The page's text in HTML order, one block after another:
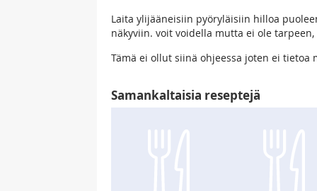
Laita ylijääneisiin pyöryläisiin hilloa
näkyviin. voit voidella mutta ei ole
Tämä ei ollut siinä ohjeessa joten ei tietoa
Samankaltaisia reseptejä